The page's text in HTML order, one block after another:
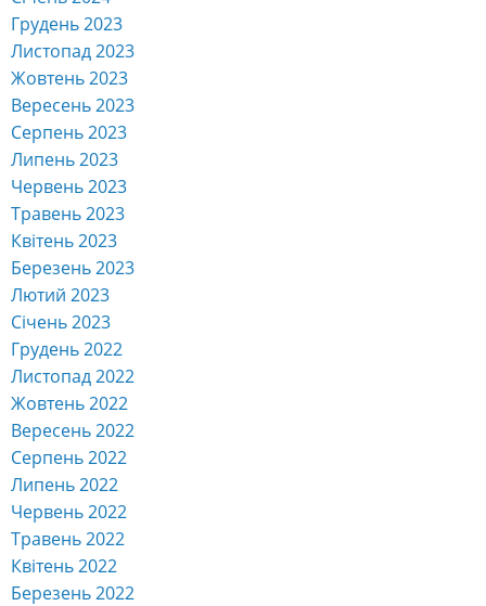
Грудень 2023
Листопад 2023
Жовтень 2023
Вересень 2023
Серпень 2023
Липень 2023
Червень 2023
Травень 2023
Квітень 2023
Березень 2023
Лютий 2023
Січень 2023
Грудень 2022
Листопад 2022
Жовтень 2022
Вересень 2022
Серпень 2022
Липень 2022
Червень 2022
Травень 2022
Квітень 2022
Березень 2022